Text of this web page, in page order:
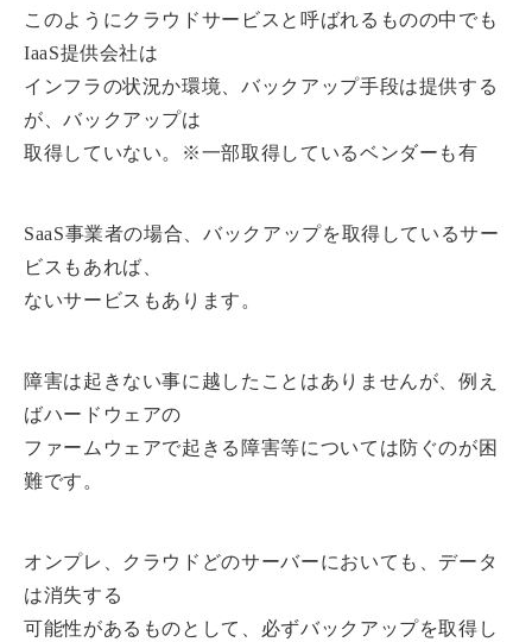
このようにクラウドサービスと呼ばれるものの中でも
IaaS提供会社は
インフラの状況か環境、バックアップ手段は提供する
が、バックアップは
取得していない。※一部取得しているベンダーも有
SaaS事業者の場合、バックアップを取得しているサー
ビスもあれば、
ないサービスもあります。
障害は起きない事に越したことはありませんが、例え
ばハードウェアの
ファームウェアで起きる障害等については防ぐのが困
難です。
オンプレ、クラウドどのサーバーにおいても、データ
は消失する
可能性があるものとして、必ずバックアップを取得し